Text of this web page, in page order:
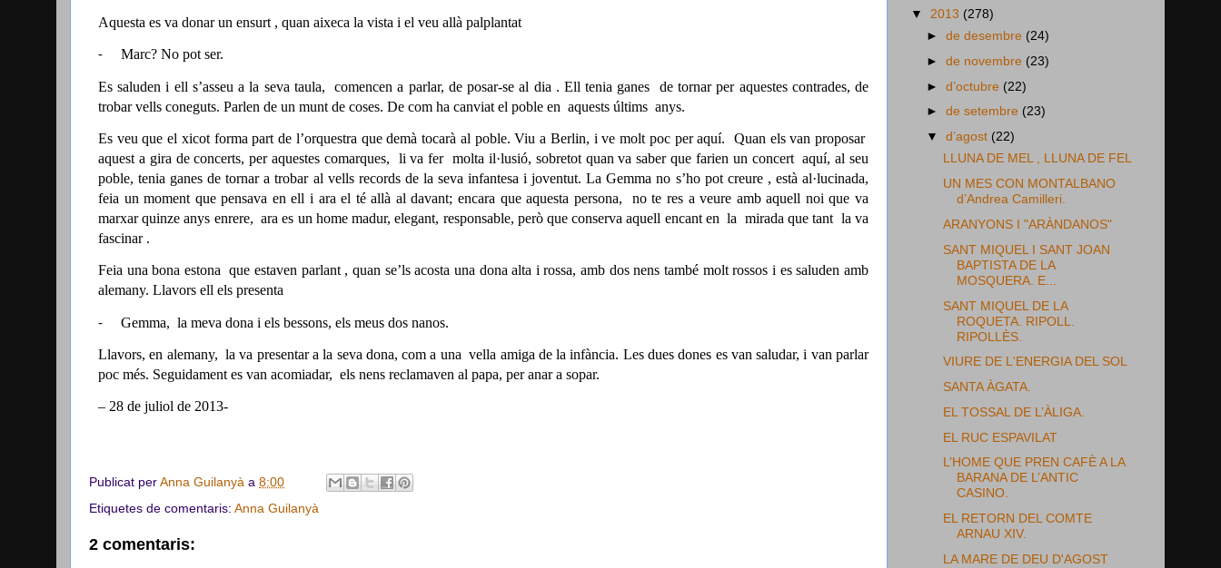
Aquesta es va donar un ensurt , quan aixeca la vista i el veu allà palplantat
- Marc? No pot ser.
Es saluden i ell s’asseu a la seva taula, comencen a parlar, de posar-se al dia . Ell tenia ganes
de tornar per aquestes contrades, de
trobar vells coneguts. Parlen de un munt de coses. De com ha canviat el poble en aquests últims anys.
Es veu que el xicot forma part de l’orquestra que demà tocarà al poble. Viu a Berlin, i ve molt poc per aquí.
Quan els van proposar
aquest a gira de concerts, per aquestes comarques,
li va fer molta il·lusió, sobretot quan va saber que farien un concert aquí, al seu
poble, tenia ganes de tornar a trobar al vells records de la seva infantesa i joventut. La Gemma no s’ho pot creure , està al·lucinada,
feia un moment que pensava en ell i ara el té allà al davant; encara que aquesta persona,
no te res a veure amb aquell noi que va
marxar quinze anys enrere, ara es un home madur, elegant, responsable, però que conserva aquell encant en la mirada que tant la va
fascinar .
Feia una bona estona
que estaven parlant , quan se’ls acosta una dona alta i rossa, amb dos nens també molt rossos i es saluden amb
alemany. Llavors ell els presenta
- Gemma, la meva dona i els bessons, els meus dos nanos.
Llavors, en alemany, la va presentar a la seva dona, com a una vella amiga de la infància. Les dues dones es van saludar, i van parlar
poc més. Seguidament es van acomiadar, els nens reclamaven al papa, per anar a sopar.
– 28 de juliol de 2013-
Publicat perAnna Guilanyà a 8:00
Etiquetes de comentaris: Anna Guilanyà
2 comentaris:
▼ 2013 (278)
►de desembre (24)
►de novembre (23)
►d’octubre (22)
►de setembre (23)
▼d’agost (22)
LLUNA DE MEL , LLUNA DE FEL
UN MES CON MONTALBANO
d’Andrea Camilleri.
ARANYONS I "ARÀNDANOS"
SANT MIQUEL I SANT JOAN
BAPTISTA DE LA
MOSQUERA. E...
SANT MIQUEL DE LA
ROQUETA. RIPOLL.
RIPOLLÈS.
VIURE DE L'ENERGIA DEL SOL
SANTA ÀGATA.
EL TOSSAL DE L’ÀLIGA.
EL RUC ESPAVILAT
L’HOME QUE PREN CAFÈ A LA
BARANA DE L’ANTIC
CASINO.
EL RETORN DEL COMTE
ARNAU XIV.
LA MARE DE DEU D'AGOST